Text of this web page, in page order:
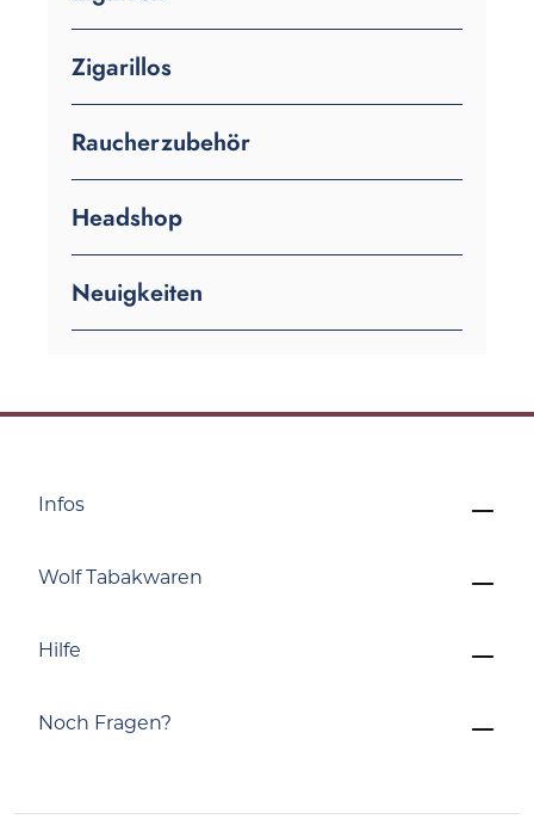
Zigarillos
Raucherzubehör
Headshop
Neuigkeiten
Noch Fragen?
Infos
Wolf Tabakwaren
Hilfe